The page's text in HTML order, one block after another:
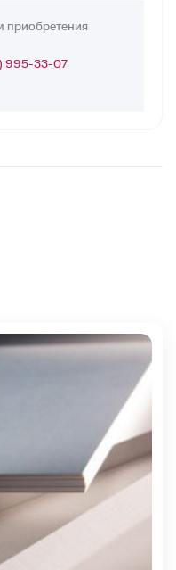
приобретения
995-33-07